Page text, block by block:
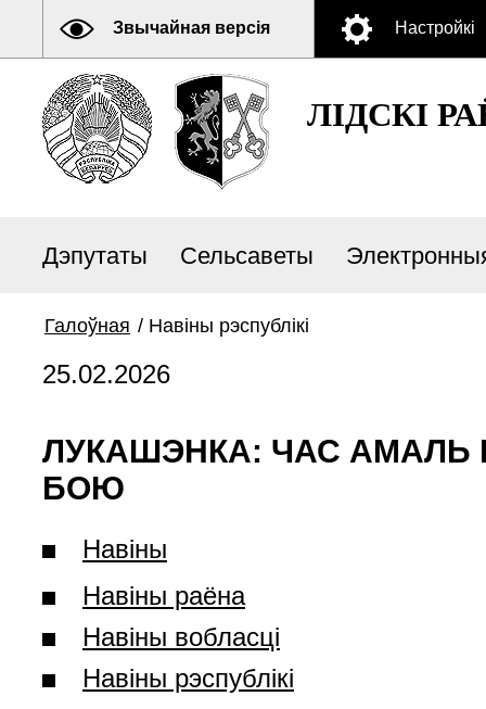
Звычайная версія Настройкі
ЛIДСКI
Дэпутаты Сельсаветы
Галоўная / Навiны рэспублiкi
25.02.2026
ЛУКАШЭНКА: ЧАС АМАЛЬ
БОЮ
Навiны
Навiны раёна
Навiны вобласці
Навiны рэспублiкi